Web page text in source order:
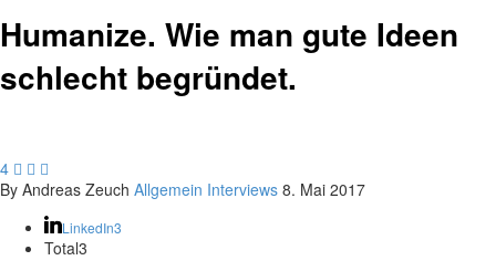
Humanize. Wie man gute Ideen
schlecht begründet.
4   
By Andreas Zeuch Allgemein Interviews 8. Mai 2017
LinkedIn3
Total3